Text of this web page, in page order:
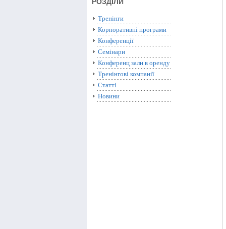
Тренінги
Корпоративні програми
Конференції
Семінари
Конференц зали в оренду
Тренінгові компанії
Статті
Новини